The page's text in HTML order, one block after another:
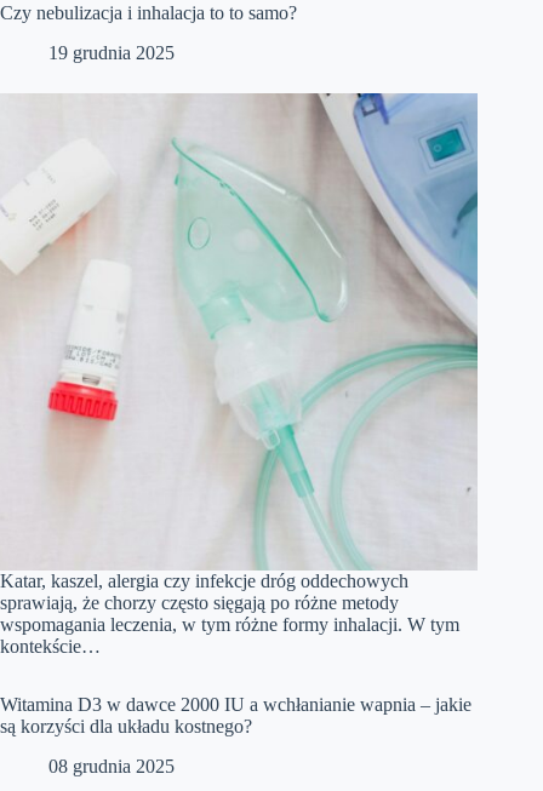
Czy nebulizacja i inhalacja to to samo?
19 grudnia 2025
Katar, kaszel, alergia czy infekcje dróg oddechowych
sprawiają, że chorzy często sięgają po różne metody
wspomagania leczenia, w tym różne formy inhalacji. W tym
kontekście…
Witamina D3 w dawce 2000 IU a wchłanianie wapnia – jakie
są korzyści dla układu kostnego?
08 grudnia 2025